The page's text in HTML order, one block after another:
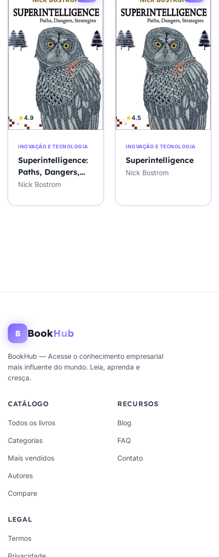
4.9
INOVAÇÃO E TECNOLOGIA
Superintelligence:
Paths, Dangers,
Strategies
Nick Bostrom
4.5
INOVAÇÃO E TECNOLOGIA
Superintelligence
Nick Bostrom
B BookHub
BookHub — Acesse o conhecimento empresarial
mais influente do mundo. Leia, aprenda e
cresça.
CATÁLOGO
Todos os livros
Categorias
Mais vendidos
Autores
Compare
RECURSOS
Blog
FAQ
Contato
LEGAL
Termos